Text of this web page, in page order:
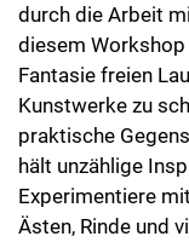
durch die Arbeit
diesem
Fantasie freien
Kunstwerke zu
praktische
hält unzählige
Experimentiere
Ästen, Rinde und